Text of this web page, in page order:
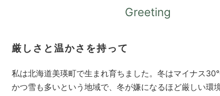
Greeting
厳しさと温かさを持って
私は北海道美瑛町で生まれ育ちました。冬はマイナス
かつ雪も多いという地域で、冬が嫌になるほど厳しい環